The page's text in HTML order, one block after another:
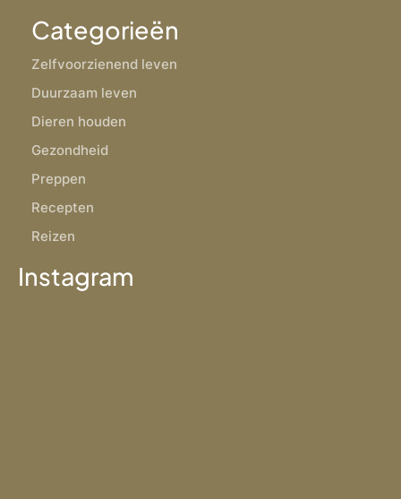
Categorieën
Zelfvoorzienend leven
Duurzaam leven
Dieren houden
Gezondheid
Preppen
Recepten
Reizen
Instagram